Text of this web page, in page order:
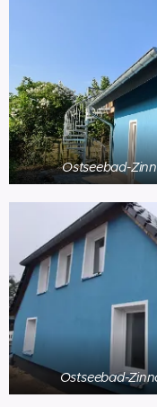
Ostseebad-
Ostseebad-